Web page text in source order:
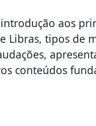
aos
Libras, tipos de
conteúdos